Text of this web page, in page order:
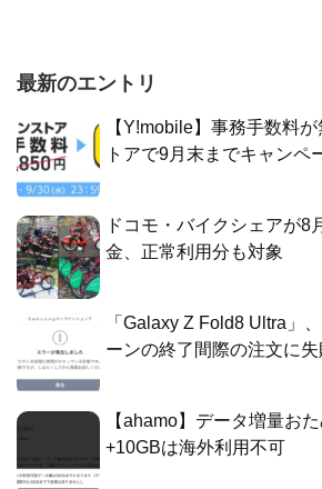
最新のエントリ
【Y!mobile】事務手数料
トアで9月末までキャンペ
ドコモ・バイクシェアが8
金、正常利用分も対象
「Galaxy Z Fold8 Ultra」
ーンの終了間際の注文に失
【ahamo】データ増量お
+10GBは海外利用不可